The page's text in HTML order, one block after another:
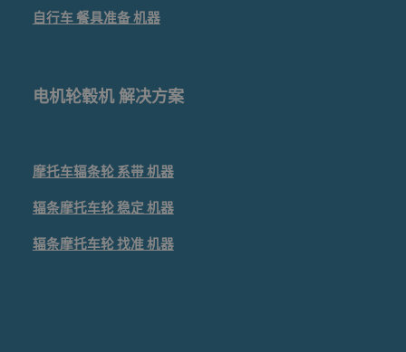
自行车餐具准备机器
电机轮毂机 解决方案
摩托车辐条轮 系带机器
辐条摩托车轮稳定 机器
辐条摩托车轮找准机器